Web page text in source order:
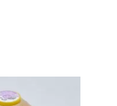
Туреччина
100% CF nylon